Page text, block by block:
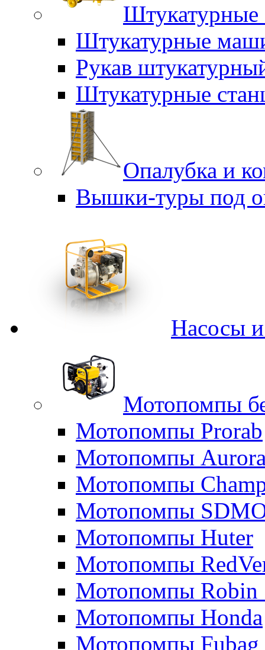
Штукатурные
Штукатурные
Рукав
Штукатурные
Опалубка и
Вышки-туры под
Насосы
Мотопомпы
Мотопомпы Prorab
Мотопомпы
Мотопомпы
Мотопомпы
Мотопомпы Huter
Мотопомпы
Мотопомпы Robin
Мотопомпы Honda
Мотопомпы Fubag